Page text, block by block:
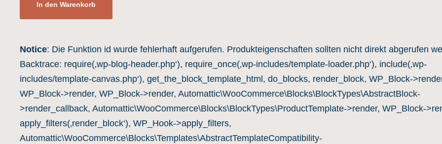
In den Warenkorb
Notice: Die Funktion id wurde fehlerhaft aufgerufen. Produkteigenschaften sollten nicht direkt abgerufen
Backtrace: require(‚wp-blog-header.php‘), require_once(‚wp-includes/template-loader.php‘), include(‚wp-
includes/template-canvas.php‘), get_the_block_template_html, do_blocks, render_block, WP_Block-
WP_Block->render, WP_Block->render, Automattic\WooCommerce\Blocks\BlockTypes\AbstractBlock-
>render_callback, Automattic\WooCommerce\Blocks\BlockTypes\ProductTemplate->render, WP_Block-
apply_filters(‚render_block‘), WP_Hook->apply_filters,
Automattic\WooCommerce\Blocks\Templates\AbstractTemplateCompatibility-